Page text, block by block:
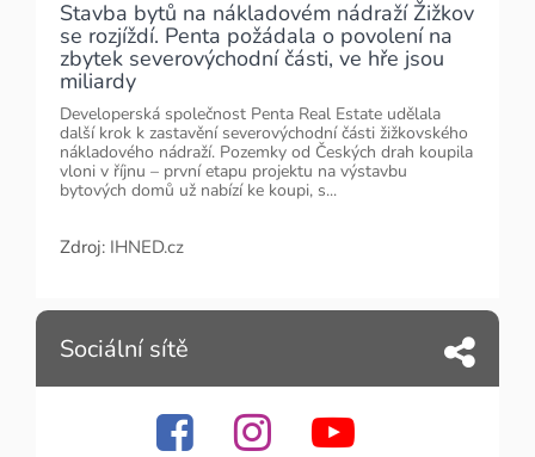
Stavba bytů na nákladovém nádraží Žižkov
se rozjíždí. Penta požádala o povolení na
zbytek severovýchodní části, ve hře jsou
miliardy
Developerská společnost Penta Real Estate udělala
další krok k zastavění severovýchodní části žižkovského
nákladového nádraží. Pozemky od Českých drah koupila
vloni v říjnu – první etapu projektu na výstavbu
bytových domů už nabízí ke koupi, s...
Zdroj: IHNED.cz
Sociální sítě